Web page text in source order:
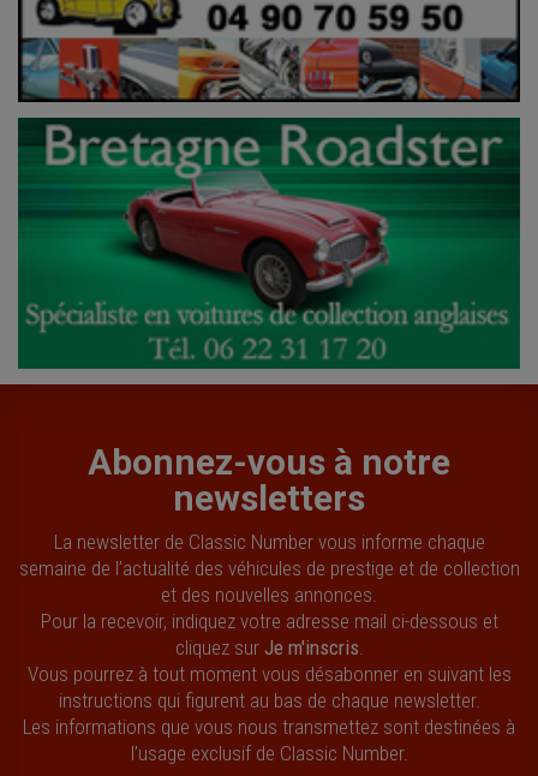
Abonnez-vous à notre
newsletters
La newsletter de Classic Number vous informe chaque
semaine de l’actualité des véhicules de prestige et de collection
et des nouvelles annonces.
Pour la recevoir, indiquez votre adresse mail ci-dessous et
cliquez sur Je m'inscris
Vous pourrez à tout moment vous désabonner en suivant les
instructions qui figurent au bas de chaque newsletter.
Les informations que vous nous transmettez sont destinées à
l’usage exclusif de Classic Number.